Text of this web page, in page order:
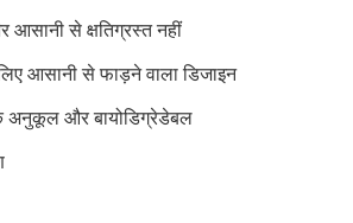
आसानी से क्षतिग्रस्त नहीं
आसानी से फाड़ने वाला डिजाइन
अनुकूल और बायोडिग्रेडेबल